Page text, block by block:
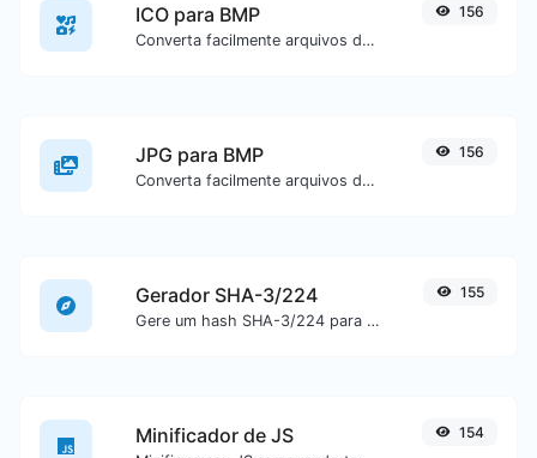
ICO para BMP
Converta facilmente arquivos de imagem ICO para BMP.
156
JPG para BMP
Converta facilmente arquivos de imagem JPG para BMP.
156
Gerador SHA-3/224
Gere um hash SHA-3/224 para qualquer entrada de texto.
155
Minificador de JS 154